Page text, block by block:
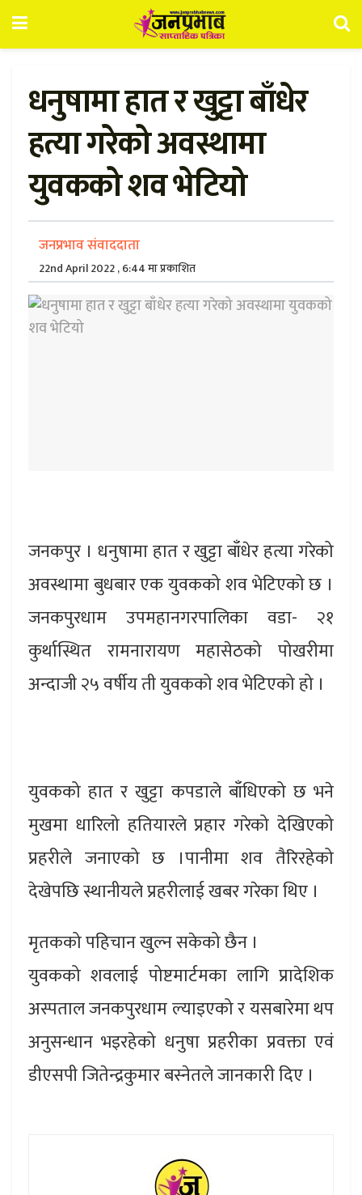
धनुषामा हात र खुट्टा बाँधेर
हत्या गरेको अवस्थामा
युवकको शव भेटियो
जनप्रभाव संवाददाता
22nd April 2022 , 6:44 मा प्रकाशित
जनकपुर । धनुषामा हात र खुट्टा बाँधेर हत्या गरेको
अवस्थामा बुधबार एक युवकको शव भेटिएको छ ।
जनकपुरधाम उपमहानगरपालिका वडा- २१
कुर्थास्थित रामनारायण महासेठको पोखरीमा
अन्दाजी २५ वर्षीय ती युवकको शव भेटिएको हो ।
युवकको हात र खुट्टा कपडाले बाँधिएको छ भने
मुखमा धारिलो हतियारले प्रहार गरेको देखिएको
प्रहरीले जनाएको छ ।पानीमा शव तैरिरहेको
देखेपछि स्थानीयले प्रहरीलाई खबर गरेका थिए ।
मृतकको पहिचान खुल्न सकेको छैन ।
युवकको शवलाई पोष्टमार्टमका लागि प्रादेशिक
अस्पताल जनकपुरधाम ल्याइएको र यसबारेमा थप
अनुसन्धान भइरहेको धनुषा प्रहरीका प्रवक्ता एवं
डीएसपी जितेन्द्रकुमार बस्नेतले जानकारी दिए ।